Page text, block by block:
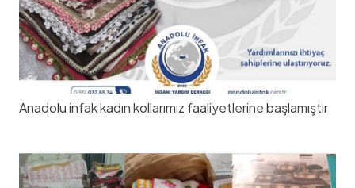
Anadolu infak kadın kollarımız faaliyetlerine başlamıştır